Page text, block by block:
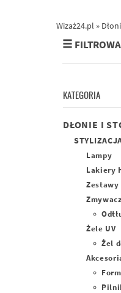
Wizaż24.pl »
KATEGORIA
DŁONIE I
Lampy
Lakiery
Zestawy
Żele UV
Żel